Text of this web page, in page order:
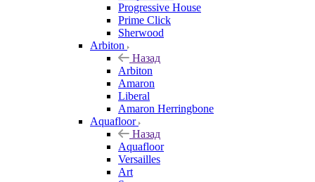
Progressive House
Prime Click
Sherwood
Arbiton
Назад
Arbiton
Amaron
Liberal
Amaron Herringbone
Aquafloor
Назад
Aquafloor
Versailles
Art